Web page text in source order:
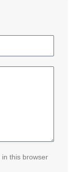
this browser